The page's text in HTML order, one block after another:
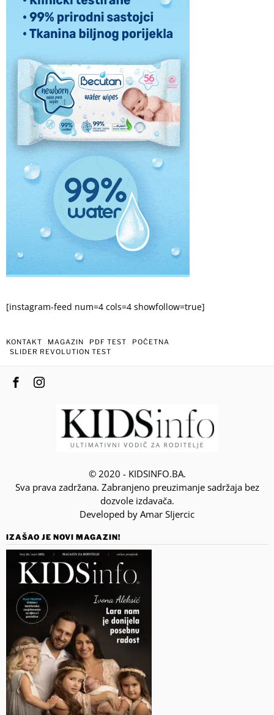
[instagram-feed num=4 cols=4 showfollow=true]
KONTAKT MAGAZIN PDF TEST
POČETNA
SLIDER REVOLUTION TEST
© 2020 - KIDSINFO.BA.
Sva prava zadržana. Zabranjeno preuzimanje sadržaja bez
dozvole izdavača.
Developed by Amar SIjercic
IZAŠAO JE NOVI MAGAZIN!